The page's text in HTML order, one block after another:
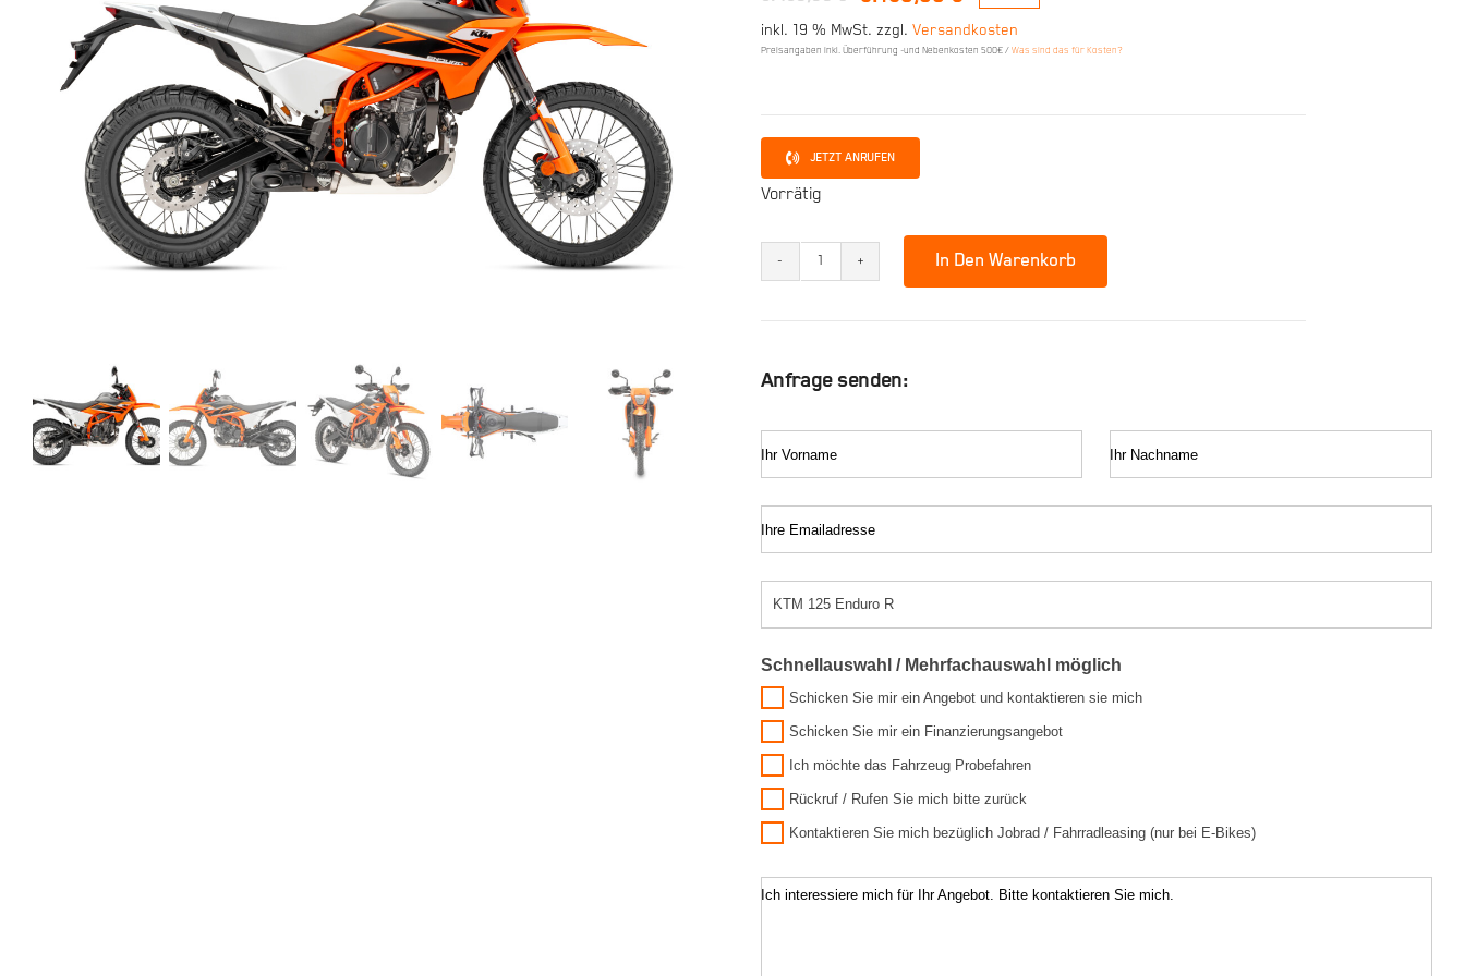
Ursprünglicher
Preis
Aktueller
Preis
inkl. 19 % MwSt. zzgl. Versandkosten
Preisangaben inkl. Überführung -und Nebenkosten 500€ /Was sind das für Kosten?
JETZT ANRUFEN
Vorrätig
KTM
R
In Den Warenkorb
Anfrage senden:
Ihr Vorname Ihr Nachname
Ihre Emailadresse
Schnellauswahl / Mehrfachauswahl möglich
Schicken Sie mir ein Angebot und kontaktieren sie mich
Schicken Sie mir ein Finanzierungsangebot
Ich möchte das Fahrzeug Probefahren
Rückruf / Rufen Sie mich bitte zurück
Kontaktieren Sie mich bezüglich Jobrad / Fahrradleasing (nur bei E-Bikes)
Ich interessiere mich für Ihr Angebot. Bitte kontaktieren Sie mich.